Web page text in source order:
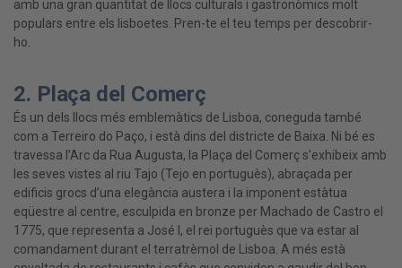
amb una gran quantitat de llocs culturals i gastronòmics molt
populars entre els lisboetes. Pren-te el teu temps per descobrir-
ho.
2. Plaça del Comerç
És un dels llocs més emblemàtics de Lisboa, coneguda també
com a Terreiro do Paço, i està dins del districte de Baixa. Ni bé es
travessa l’Arc da Rua Augusta, la Plaça del Comerç s’exhibeix amb
les seves vistes al riu Tajo (Tejo en portuguès), abraçada per
edificis grocs d’una elegància austera i la imponent estàtua
eqüestre al centre, esculpida en bronze per Machado de Castro el
1775, que representa a José I, el rei portuguès que va estar al
comandament durant el terratrèmol de Lisboa. A més està